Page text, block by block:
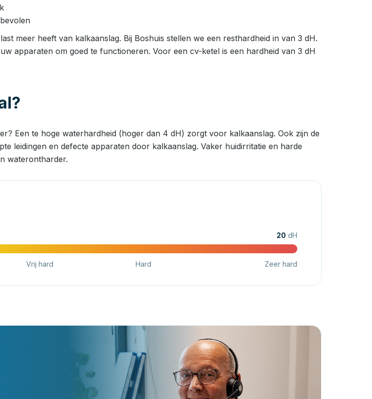
meer heeft van kalkaanslag. Bij Boshuis stellen we een resthardheid in van 3 dH.
apparaten om goed te functioneren. Voor een cv-ketel is een hardheid van 3 dH
Een te hoge waterhardheid (hoger dan 4 dH) zorgt voor kalkaanslag. Ook zijn de
leidingen en defecte apparaten door kalkaanslag. Vaker huidirritatie en harde
waterontharder.
20 dH
Vrij hard Hard Zeer hard